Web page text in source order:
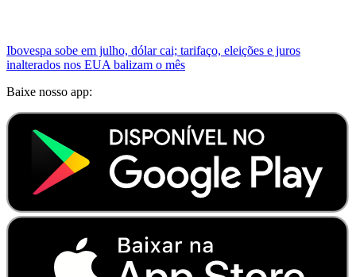
Ibovespa sobe em julho, dólar cai; tarifaço, eleições e juros
inalterados nos EUA balizam o mês
Baixe nosso app: